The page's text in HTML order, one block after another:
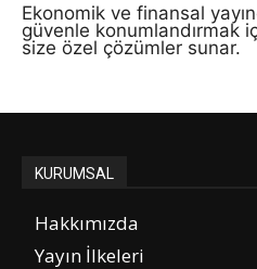
Ekonomik ve finansal
güvenle konumlandırmak
size özel çözümler sunar.
KURUMSAL
Hakkımızda
Yayın İlkeleri